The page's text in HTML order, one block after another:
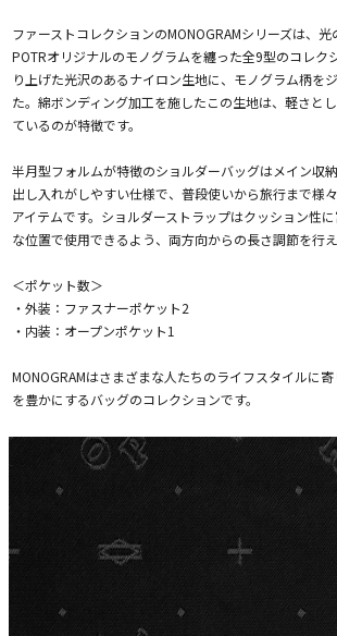
ファーストコレクションのMONOGRAMシリーズは、
POTRオリジナルのモノグラムを纏った全9型のコレク
り上げた光沢のあるナイロン生地に、モノグラム柄を
た。綿ボンディング加工を施したこの生地は、軽さと
ているのが特徴です。
半月型フォルムが特徴のショルダーバッグはメイン収
出し入れがしやすい仕様で、普段使いから旅行まで様
アイテムです。ショルダーストラップはクッション性
な位置で使用できるよう、両方向からの長さ調節を行え
＜ポケット数＞
・外装：ファスナーポケット2
・内装：オープンポケット1
MONOGRAMはさまざまな人たちのライフスタイルに
を豊かにするバッグのコレクションです。